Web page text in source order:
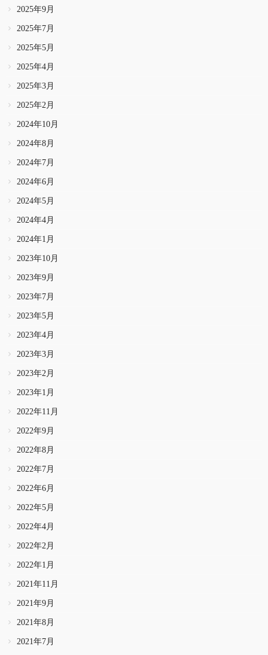
2025年9月
2025年7月
2025年5月
2025年4月
2025年3月
2025年2月
2024年10月
2024年8月
2024年7月
2024年6月
2024年5月
2024年4月
2024年1月
2023年10月
2023年9月
2023年7月
2023年5月
2023年4月
2023年3月
2023年2月
2023年1月
2022年11月
2022年9月
2022年8月
2022年7月
2022年6月
2022年5月
2022年4月
2022年2月
2022年1月
2021年11月
2021年9月
2021年8月
2021年7月